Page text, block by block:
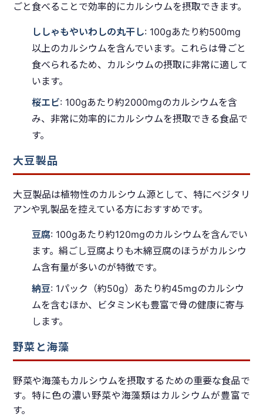
ごと食べることで効率的にカルシウムを摂取できます。
ししゃもやいわしの丸干し: 100gあたり約500mg
以上のカルシウムを含んでいます。これらは骨ごと
食べられるため、カルシウムの摂取に非常に適して
います。
桜エビ: 100gあたり約2000mgのカルシウムを含
み、非常に効率的にカルシウムを摂取できる食品で
す。
大豆製品
大豆製品は植物性のカルシウム源として、特にベジタリ
アンや乳製品を控えている方におすすめです。
豆腐: 100gあたり約120mgのカルシウムを含んでい
ます。絹ごし豆腐よりも木綿豆腐のほうがカルシウ
ム含有量が多いのが特徴です。
納豆: 1パック（約50g）あたり約45mgのカルシウ
ムを含むほか、ビタミンKも豊富で骨の健康に寄与
します。
野菜と海藻
野菜や海藻もカルシウムを摂取するための重要な食品で
す。特に色の濃い野菜や海藻類はカルシウムが豊富で
す。